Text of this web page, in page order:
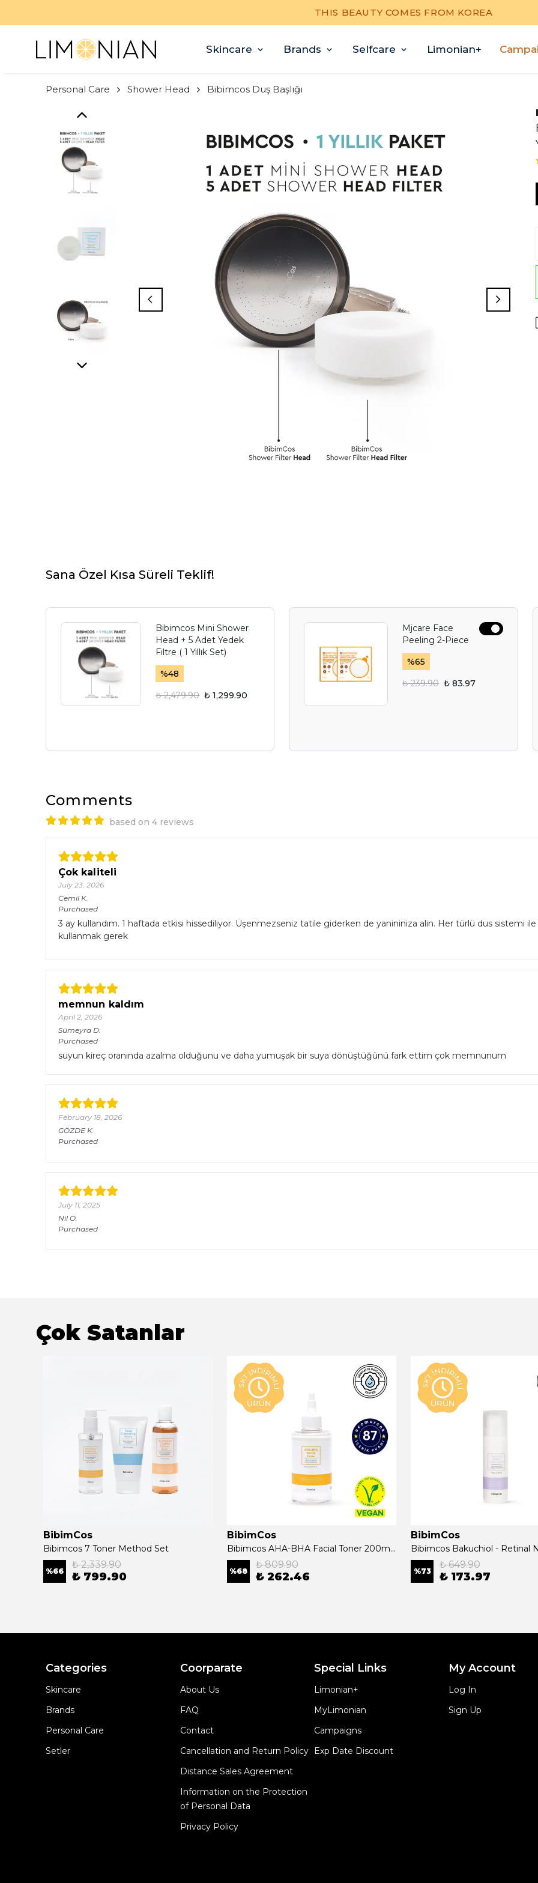
THIS BEAUTY COMES FROM KOREA
Skincare Brands Selfcare Limonian+
Personal Care Shower Head Bibimcos Duş Başlığı
Sana Özel Kısa Süreli Teklif!
Bibimcos Mini Shower
Head + 5 Adet Yedek
Filtre ( 1 Yıllık Set)
%48
₺ 2,479.90 ₺ 1,299.90
Mjcare Face
Peeling 2-Piece
%65
₺ 239.90 ₺ 83.97
Comments
based on 4 reviews
Çok kaliteli
July 23, 2026
Cemil K.
Purchased
3 ay kullandım. 1 haftada etkisi hissediliyor. Üşenmezseniz tatile giderken de yanininiza alin. Her türlü dus sistemi
kullanmak gerek
memnun kaldım
April 2, 2026
Sümeyra D.
Purchased
suyun kireç oranında azalma olduğunu ve daha yumuşak bir suya dönüştüğünü fark ettim çok memnunum
February 18, 2026
GÖZDE K.
Purchased
July 11, 2025
Nil Ö.
Purchased
Çok Satanlar
BibimCos
Bibimcos 7 Toner Method Set
%66
₺ 2,339.90
₺ 799.90
BibimCos
Bibimcos AHA-BHA Facial Toner 200ml New Version
%68
₺ 809.90
₺ 262.46
BibimCos
%73
₺ 649.90
₺ 173.97
Categories
Skincare
Brands
Personal Care
Setler
Coorparate
About Us
FAQ
Contact
Cancellation and Return Policy
Distance Sales Agreement
Information on the Protection
of Personal Data
Privacy Policy
Special Links
Limonian+
MyLimonian
Campaigns
Exp Date Discount
My Account
Log In
Sign Up